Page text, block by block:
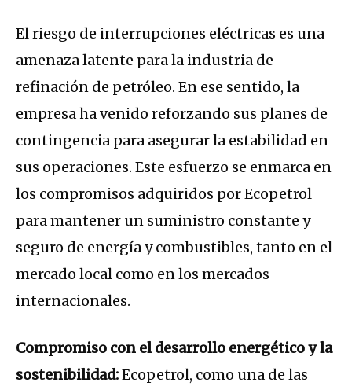
El riesgo de interrupciones eléctricas es una
amenaza latente para la industria de
refinación de petróleo. En ese sentido, la
empresa ha venido reforzando sus planes de
contingencia para asegurar la estabilidad en
sus operaciones. Este esfuerzo se enmarca en
los compromisos adquiridos por Ecopetrol
para mantener un suministro constante y
seguro de energía y combustibles, tanto en el
mercado local como en los mercados
internacionales.
Compromiso con el desarrollo energético y la
sostenibilidad:Ecopetrol, como una de las